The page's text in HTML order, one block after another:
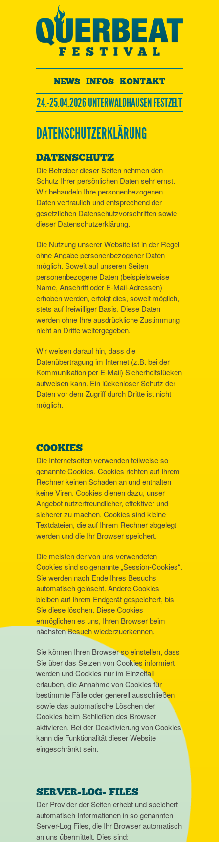
NEWS INFOS KONTAKT
24.-25.04.2026 UNTERWALDHAUSEN FESTZELT
DATENSCHUTZERKLÄRUNG
DATENSCHUTZ
Die Betreiber dieser Seiten nehmen den
Schutz Ihrer persönlichen Daten sehr ernst.
Wir behandeln Ihre personenbezogenen
Daten vertraulich und entsprechend der
gesetzlichen Datenschutzvorschriften sowie
dieser Datenschutzerklärung.
Die Nutzung unserer Website ist in der Regel
ohne Angabe personenbezogener Daten
möglich. Soweit auf unseren Seiten
personenbezogene Daten (beispielsweise
Name, Anschrift oder E-Mail-Adressen)
erhoben werden, erfolgt dies, soweit möglich,
stets auf freiwilliger Basis. Diese Daten
werden ohne Ihre ausdrückliche Zustimmung
nicht an Dritte weitergegeben.
Wir weisen darauf hin, dass die
Datenübertragung im Internet (z.B. bei der
Kommunikation per E-Mail) Sicherheitslücken
aufweisen kann. Ein lückenloser Schutz der
Daten vor dem Zugriff durch Dritte ist nicht
möglich.
COOKIES
Die Internetseiten verwenden teilweise so
genannte Cookies. Cookies richten auf Ihrem
Rechner keinen Schaden an und enthalten
keine Viren. Cookies dienen dazu, unser
Angebot nutzerfreundlicher, effektiver und
sicherer zu machen. Cookies sind kleine
Textdateien, die auf Ihrem Rechner abgelegt
werden und die Ihr Browser speichert.
Die meisten der von uns verwendeten
Cookies sind so genannte „Session-Cookies“.
Sie werden nach Ende Ihres Besuchs
automatisch gelöscht. Andere Cookies
bleiben auf Ihrem Endgerät gespeichert, bis
Sie diese löschen. Diese Cookies
ermöglichen es uns, Ihren Browser beim
nächsten Besuch wiederzuerkennen.
Sie können Ihren Browser so einstellen, dass
Sie über das Setzen von Cookies informiert
werden und Cookies nur im Einzelfall
erlauben, die Annahme von Cookies für
bestimmte Fälle oder generell ausschließen
sowie das automatische Löschen der
Cookies beim Schließen des Browser
aktivieren. Bei der Deaktivierung von Cookies
kann die Funktionalität dieser Website
eingeschränkt sein.
SERVER-LOG- FILES
Der Provider der Seiten erhebt und speichert
automatisch Informationen in so genannten
Server-Log Files, die Ihr Browser automatisch
an uns übermittelt. Dies sind: